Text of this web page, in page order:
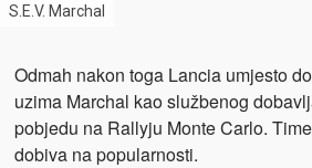
S.E.V. Marchal
Odmah nakon toga Lancia umjesto
uzima Marchal kao službenog
pobjedu na Rallyju Monte Carlo.
dobiva na popularnosti.